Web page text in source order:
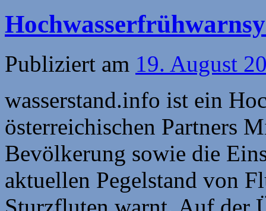
Publiziert am 19. August
wasserstand.info ist ein
österreichischen Partners
Bevölkerung sowie die
aktuellen Pegelstand von